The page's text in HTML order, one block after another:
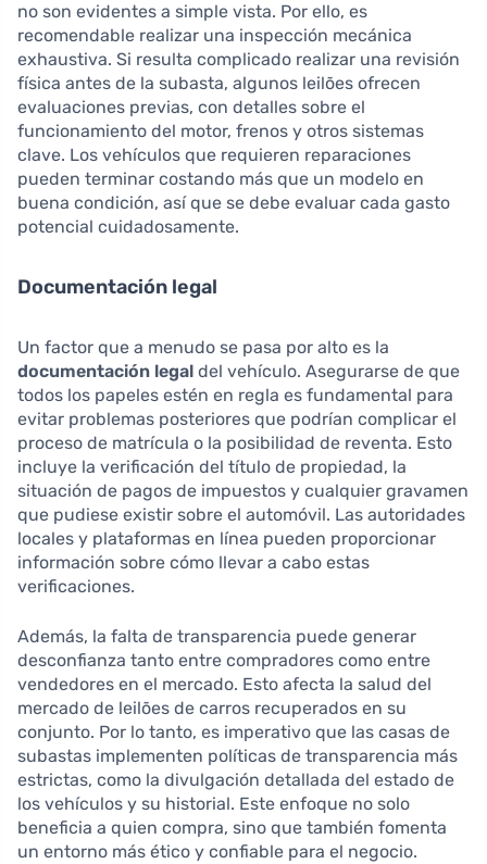
no son evidentes a simple vista. Por ello, es
recomendable realizar una inspección mecánica
exhaustiva. Si resulta complicado realizar una revisión
física antes de la subasta, algunos leilões ofrecen
evaluaciones previas, con detalles sobre el
funcionamiento del motor, frenos y otros sistemas
clave. Los vehículos que requieren reparaciones
pueden terminar costando más que un modelo en
buena condición, así que se debe evaluar cada gasto
potencial cuidadosamente.
Documentación legal
Un factor que a menudo se pasa por alto es la
documentación legal del vehículo. Asegurarse de que
todos los papeles estén en regla es fundamental para
evitar problemas posteriores que podrían complicar el
proceso de matrícula o la posibilidad de reventa. Esto
incluye la verificación del título de propiedad, la
situación de pagos de impuestos y cualquier gravamen
que pudiese existir sobre el automóvil. Las autoridades
locales y plataformas en línea pueden proporcionar
información sobre cómo llevar a cabo estas
verificaciones.
Además, la falta de transparencia puede generar
desconfianza tanto entre compradores como entre
vendedores en el mercado. Esto afecta la salud del
mercado de leilões de carros recuperados en su
conjunto. Por lo tanto, es imperativo que las casas de
subastas implementen políticas de transparencia más
estrictas, como la divulgación detallada del estado de
los vehículos y su historial. Este enfoque no solo
beneficia a quien compra, sino que también fomenta
un entorno más ético y confiable para el negocio.